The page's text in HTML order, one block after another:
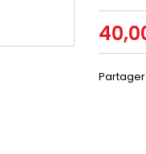
Partager